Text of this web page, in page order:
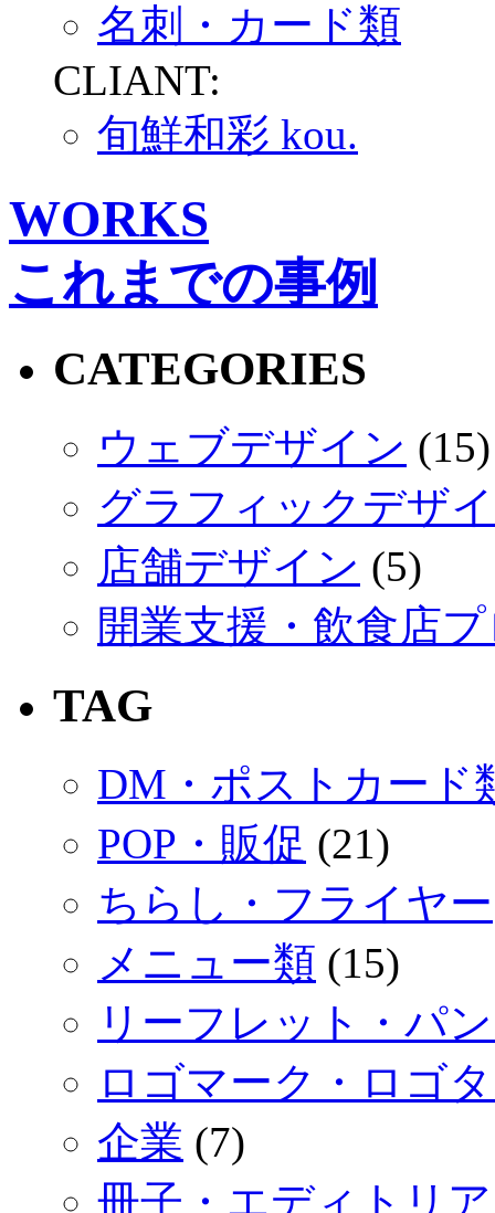
名刺・カード類
CLIANT:
旬鮮和彩 kou.
WORKS
これまでの事例
CATEGORIES
ウェブデザイン (15)
グラフィックデザ
店舗デザイン (5)
開業支援・飲食店
TAG
DM・ポストカード
POP・販促 (21)
ちらし・フライヤー
メニュー類 (15)
リーフレット・パ
ロゴマーク・ロゴ
企業 (7)
冊子・エディトリ